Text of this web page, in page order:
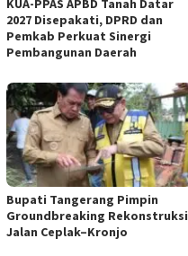
2027 Disepakati, DPRD dan
Pemkab Perkuat Sinergi
Pembangunan Daerah
Bupati Tangerang Pimpin
Groundbreaking Rekonstruksi
Jalan Ceplak–Kronjo